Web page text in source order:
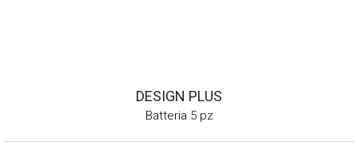
DESIGN PLUS
Batteria 5 pz